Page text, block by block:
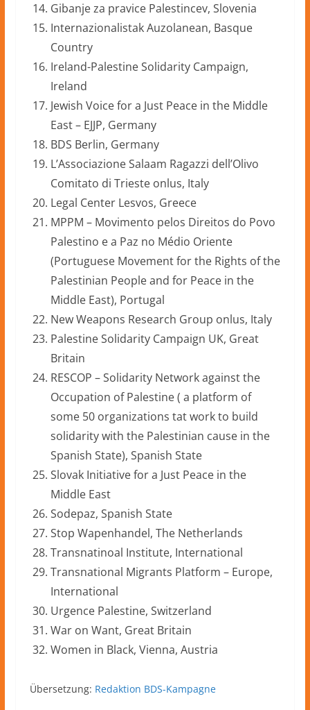
Gibanje za pravice Palestincev, Slovenia
Internazionalistak Auzolanean, Basque
Country
Ireland-Palestine Solidarity Campaign,
Ireland
Jewish Voice for a Just Peace in the Middle
East – EJJP, Germany
BDS Berlin, Germany
L’Associazione Salaam Ragazzi dell’Olivo
Comitato di Trieste onlus, Italy
Legal Center Lesvos, Greece
MPPM – Movimento pelos Direitos do Povo
Palestino e a Paz no Médio Oriente
(Portuguese Movement for the Rights of the
Palestinian People and for Peace in the
Middle East), Portugal
New Weapons Research Group onlus, Italy
Palestine Solidarity Campaign UK, Great
Britain
RESCOP – Solidarity Network against the
Occupation of Palestine ( a platform of
some 50 organizations tat work to build
solidarity with the Palestinian cause in the
Spanish State), Spanish State
Slovak Initiative for a Just Peace in the
Middle East
Sodepaz, Spanish State
Stop Wapenhandel, The Netherlands
Transnatinoal Institute, International
Transnational Migrants Platform – Europe,
International
Urgence Palestine, Switzerland
War on Want, Great Britain
Women in Black, Vienna, Austria
Übersetzung: Redaktion BDS-Kampagne